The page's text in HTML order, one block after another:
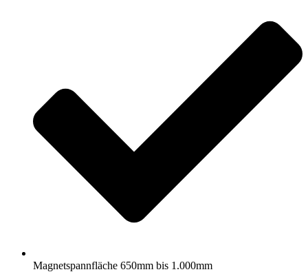
Magnetspannfläche 650mm bis 1.000mm